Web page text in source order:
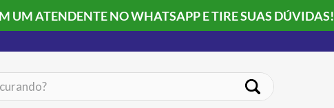
UM ATENDENTE NO WHATSAPP E TIRE SUAS DÚVIDAS!